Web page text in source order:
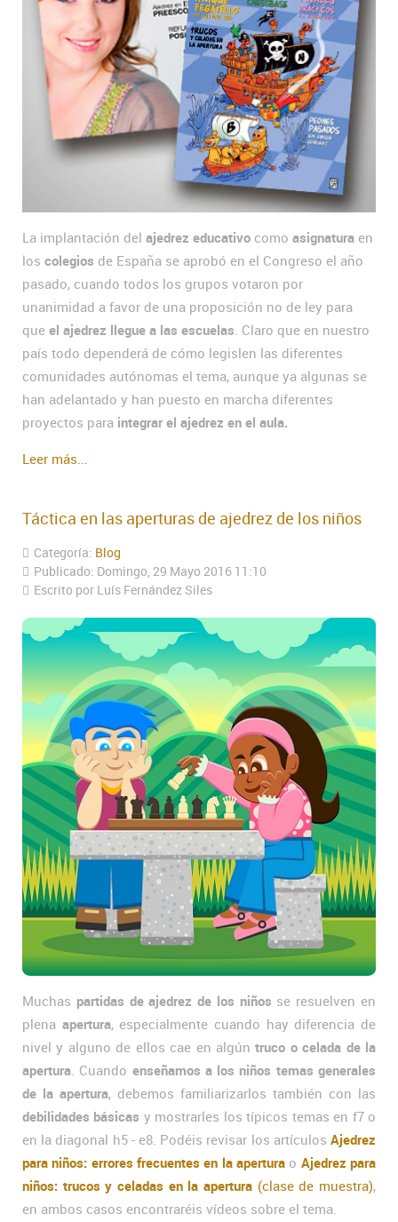
La implantación del ajedrez educativo como asignatura en
los colegios de España se aprobó en el Congreso el año
pasado, cuando todos los grupos votaron por
unanimidad a favor de una proposición no de ley para
que el ajedrez llegue a las escuelas. Claro que en nuestro
país todo dependerá de cómo legislen las diferentes
comunidades autónomas el tema, aunque ya algunas se
han adelantado y han puesto en marcha diferentes
proyectos para integrar el ajedrez en el aula.
Leer más...
Táctica en las aperturas de ajedrez de los niños
Categoría: Blog
Publicado: Domingo, 29 Mayo 2016 11:10
Escrito por Luís Fernández Siles
Muchas partidas de ajedrez de los niños se resuelven en
plena apertura, especialmente cuando hay diferencia de
nivel y alguno de ellos cae en algúntruco o celada de la
apertura . Cuando enseñamos a los niños temas generales
de la apertura, debemos familiarizarlos también con las
debilidades básicas y mostrarles los típicos temas en f7 o
en la diagonal h5 - e8. Podéis revisar los artículos Ajedrez
para niños: errores frecuentes en la apertura o Ajedrez para
niños: trucos y celadas en la apertura (clase de muestra),
en ambos casos encontraréis vídeos sobre el tema.